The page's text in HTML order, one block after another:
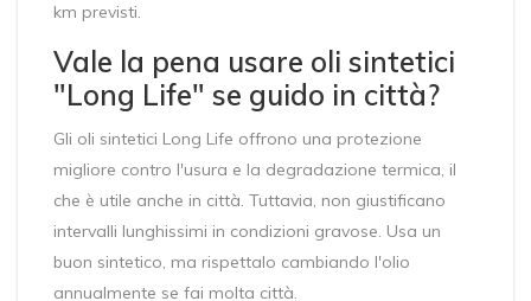
km previsti.
Vale la pena usare oli sintetici
"Long Life" se guido in città?
Gli oli sintetici Long Life offrono una protezione
migliore contro l'usura e la degradazione termica, il
che è utile anche in città. Tuttavia, non giustificano
intervalli lunghissimi in condizioni gravose. Usa un
buon sintetico, ma rispettalo cambiando l'olio
annualmente se fai molta città.